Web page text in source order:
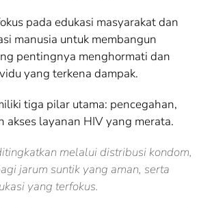
pada edukasi masyarakat dan
manusia untuk membangun
pentingnya menghormati dan
yang terkena dampak.
tiga pilar utama: pencegahan,
akses layanan HIV yang merata.
melalui distribusi kondom,
jarum suntik yang aman, serta
yang terfokus.